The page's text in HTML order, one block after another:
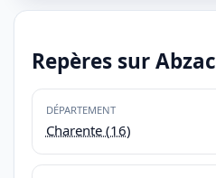
Repères sur Abzac
DÉPARTEMENT
Charente (16)